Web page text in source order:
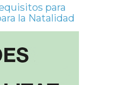
la Natalidad